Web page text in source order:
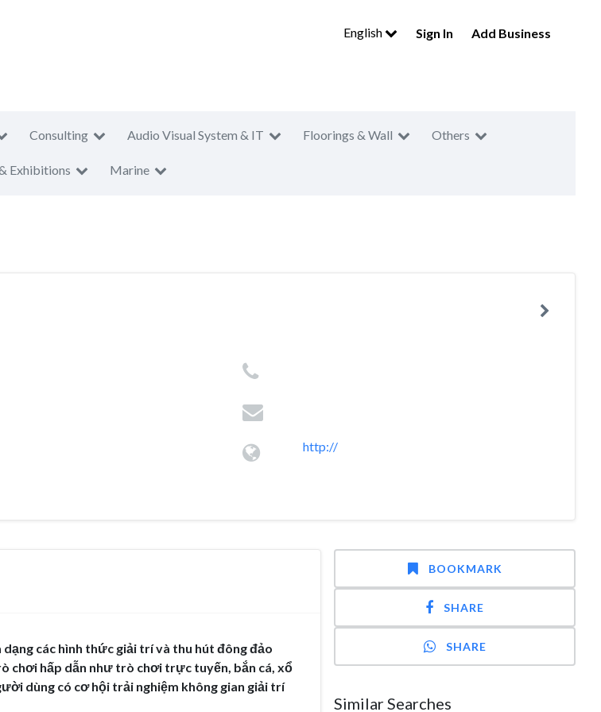
English Sign In Add Business
Consulting Audio Visual System & IT Floorings & Wall Others
Exhibitions Marine
http://
các hình thức giải trí và thu hút đông đảo
chơi hấp dẫn như trò chơi trực tuyến, bắn cá, xổ
dùng có cơ hội trải nghiệm không gian giải trí
BOOKMARK
SHARE
SHARE
Similar Searches